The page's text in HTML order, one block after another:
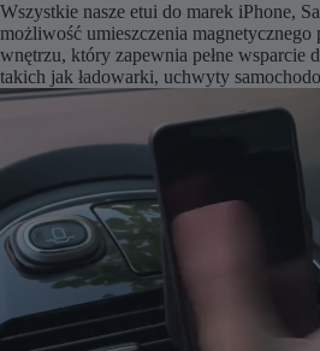
Wszystkie nasze etui do marek iPhone,
możliwość umieszczenia
wnętrzu, który zapewnia pełne wsparcie
takich jak ładowarki, uchwyty